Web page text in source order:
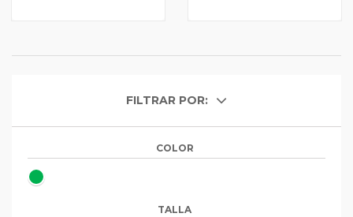
FILTRAR POR:
COLOR
TALLA